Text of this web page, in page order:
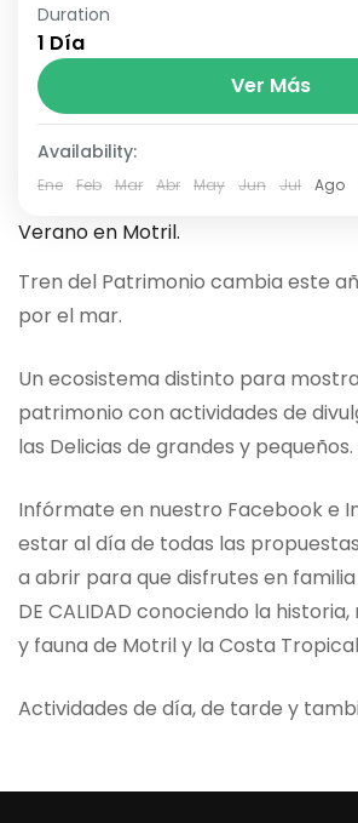
actividades en familia
Duration
1 Día
Ver Más
Availability:
Ene Feb Mar Abr May Jun Jul Ago
Verano en Motril.
Tren del Patrimonio cambia este
por el mar.
Un ecosistema distinto para
patrimonio con actividades de
las Delicias de grandes y pequeños.
Infórmate en nuestro Facebook e
estar al día de todas las
a abrir para que disfrutes en familia
DE CALIDAD conociendo la
y fauna de Motril y la Costa
Actividades de día, de tarde y